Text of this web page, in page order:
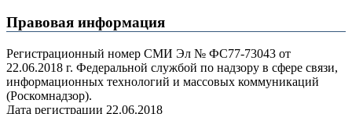
Правовая информация
Регистрационный номер СМИ Эл № ФС77-73043 от
22.06.2018 г. Федеральной службой по надзору в сфере связи,
информационных технологий и массовых коммуникаций
(Роскомнадзор).
Дата регистрации 22.06.2018